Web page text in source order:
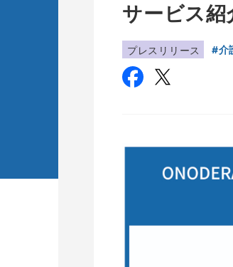
サービス紹
プレスリリース 介